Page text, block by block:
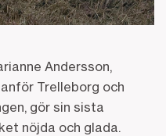
Andersson,
Trelleborg och
gör sin sista
nöjda och glada.